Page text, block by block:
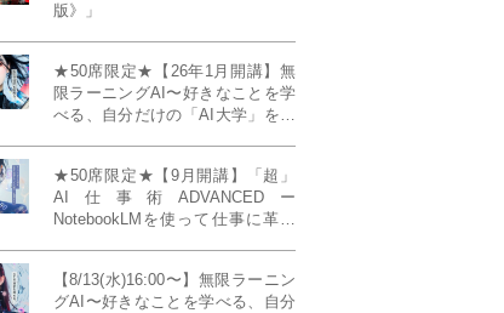
版》」
★50席限定★【26年1月開講】無
限ラーニングAI〜好きなことを学
べる、自分だけの「AI大学」を作
★50席限定★【9月開講】「超」
AI仕事術ADVANCEDー
NotebookLMを使って仕事に革命
【8/13(水)16:00〜】無限ラーニン
グAI〜好きなことを学べる、自分